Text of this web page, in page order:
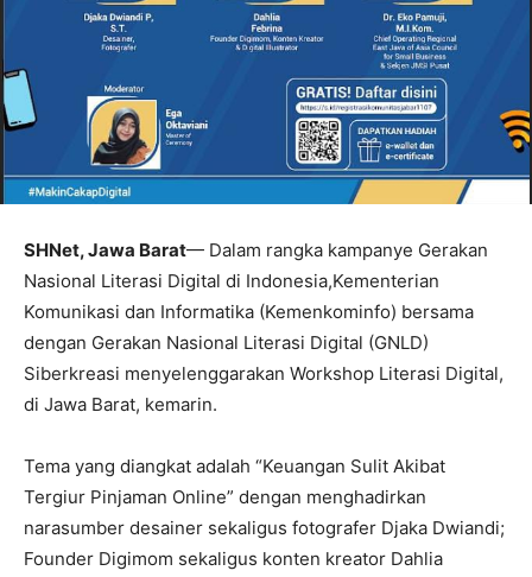
SHNet, Jawa Barat— Dalam rangka kampanye Gerakan
Nasional Literasi Digital di Indonesia,Kementerian
Komunikasi dan Informatika (Kemenkominfo) bersama
dengan Gerakan Nasional Literasi Digital (GNLD)
Siberkreasi menyelenggarakan Workshop Literasi Digital,
di Jawa Barat, kemarin.
Tema yang diangkat adalah “Keuangan Sulit Akibat
Tergiur Pinjaman Online” dengan menghadirkan
narasumber desainer sekaligus fotografer Djaka Dwiandi;
Founder Digimom sekaligus konten kreator Dahlia